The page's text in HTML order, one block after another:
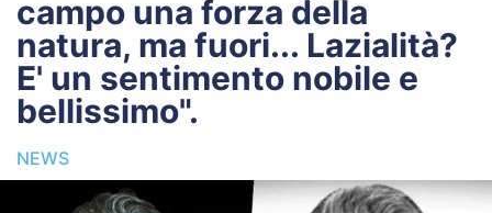
News
Editoriale
Pagelle
Settore Giovanile
campo una forza della
natura, ma fuori... Lazialità?
E' un sentimento nobile e
bellissimo".
NEWS